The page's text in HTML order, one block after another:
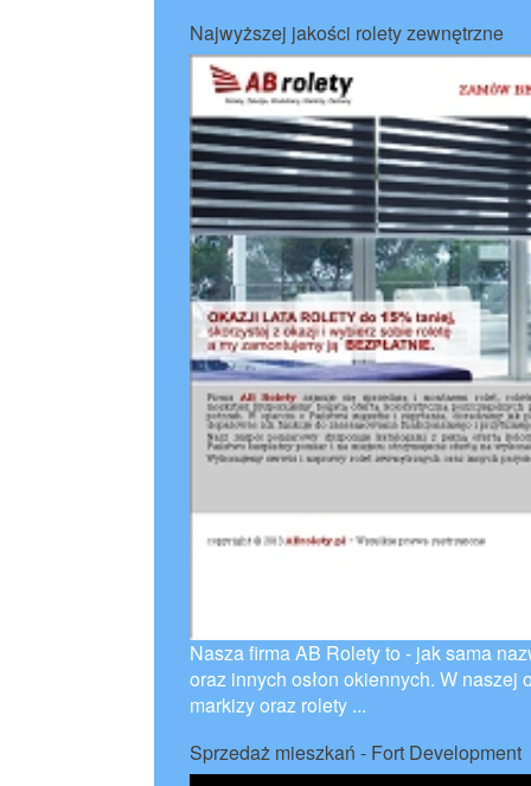
Najwyższej jakości rolety zewnętrzne
Nasza firma AB Rolety to - jak sama
oraz innych osłon okiennych. W
markizy oraz rolety ...
Sprzedaż mieszkań - Fort Development